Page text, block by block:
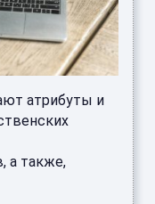
атрибуты и
а также,